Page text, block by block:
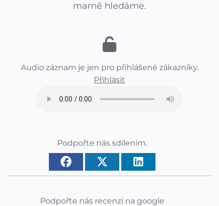
marně hledáme.
Audio záznam je jen pro přihlášené zákazníky.
Přihlásit
Podpořte nás sdílením.
Podpořte nás recenzí na google